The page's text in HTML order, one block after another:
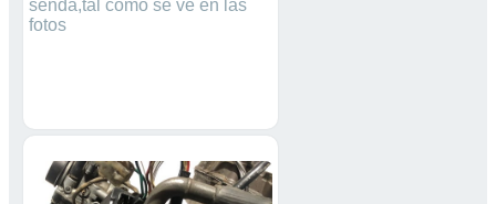
senda,tal como se ve en las
fotos